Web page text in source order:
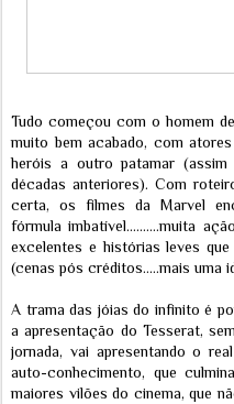
Tudo começou com o homem
muito bem acabado, com
heróis a outro patamar
décadas anteriores). Com
certa, os filmes da Marvel
fórmula imbatível..........muita
excelentes e histórias leves
(cenas pós créditos.....mais uma
A trama das jóias do infinito é
a apresentação do Tesserat,
jornada, vai apresentando o
auto-conhecimento, que
maiores vilões do cinema, que